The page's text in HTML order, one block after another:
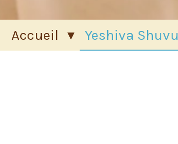
Accueil Yeshiva Shuvu